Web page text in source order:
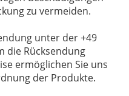
zu vermeiden.
unter der +49
die Rücksendung
ermöglichen Sie uns
der Produkte.